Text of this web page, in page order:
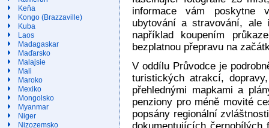
Keňa
Kongo (Brazzaville)
Kuba
Laos
Madagaskar
Maďarsko
Malajsie
Mali
Maroko
Mexiko
Mongolsko
Myanmar
Niger
Nizozemsko
informace vám poskytne
ubytování a stravování,
například koupením
bezplatnou přepravu na
V oddílu Průvodce je
turistických atrakcí,
přehlednými mapkami a
penziony pro méně movité
popsány regionální